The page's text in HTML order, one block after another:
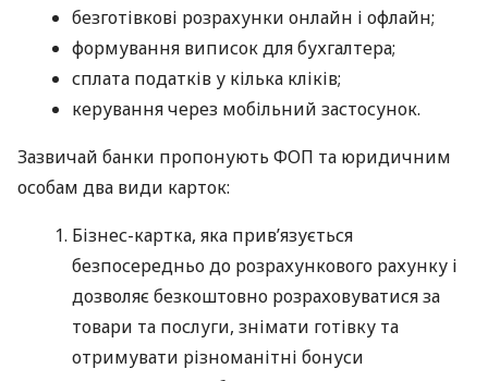
безготівкові розрахунки онлайн і офлайн;
формування виписок для бухгалтера;
сплата податків у кілька кліків;
керування через мобільний застосунок.
Зазвичай банки пропонують ФОП та юридичним
особам два види карток:
Бізнес-картка, яка прив’язується
безпосередньо до розрахункового рахунку і
дозволяє безкоштовно розраховуватися за
товари та послуги, знімати готівку та
отримувати різноманітні бонуси